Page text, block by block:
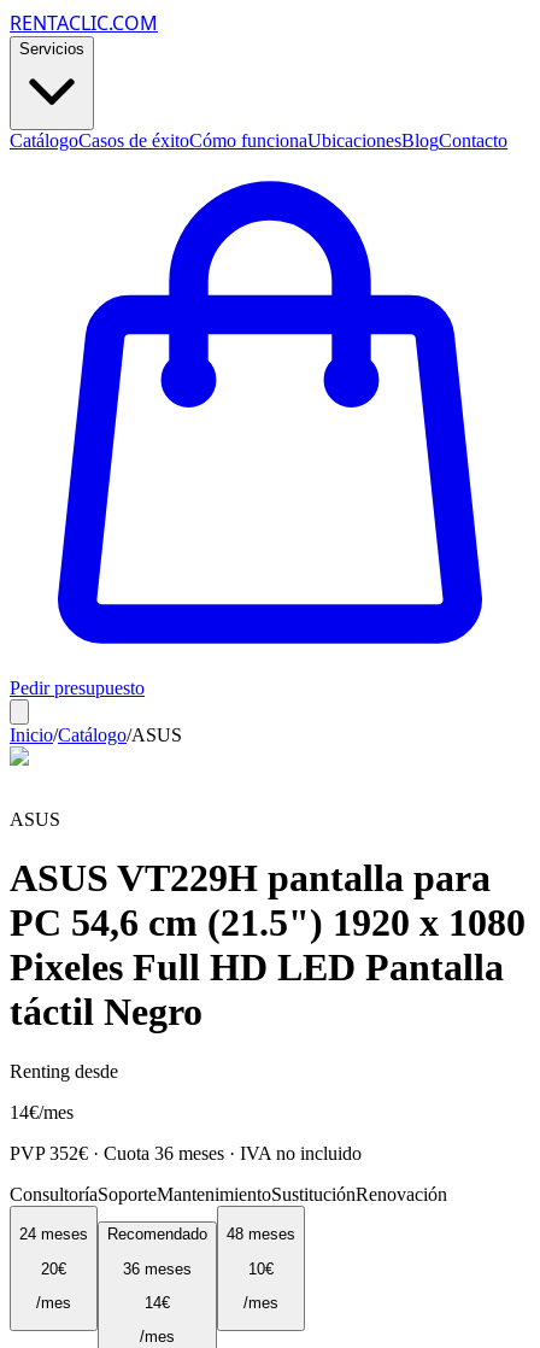
RENTACLIC.COM
Servicios
CatálogoCasos de éxitoCómo funcionaUbicacionesBlogContacto
Pedir presupuesto
Inicio/Catálogo/ASUS
ASUS
ASUS VT229H pantalla para
PC 54,6 cm (21.5") 1920 x 1080
Pixeles Full HD LED Pantalla
táctil Negro
Renting desde
14€/mes
PVP352€ · Cuota 36 meses · IVA no incluido
ConsultoríaSoporteMantenimientoSustituciónRenovación
24 meses
20€
/mes
Recomendado
36 meses
14€
/mes
48 meses
10€
/mes